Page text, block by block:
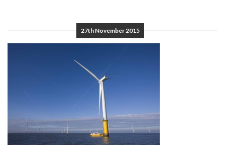
27th November 2015